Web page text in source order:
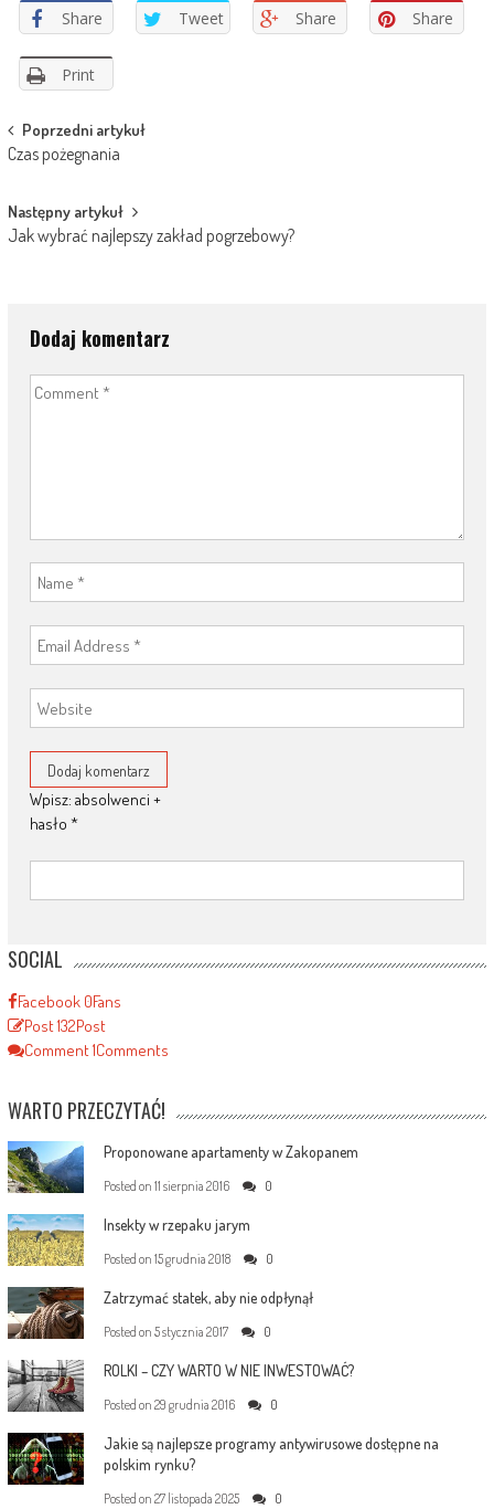
Share Tweet Share Share
Print
Post
navigation
Poprzedni artykuł
Czas pożegnania
Następny artykuł
Jak wybrać najlepszy zakład pogrzebowy?
Dodaj komentarz
Wpisz: absolwenci +
hasło *
SOCIAL
Facebook 0Fans
Post132Post
Comment1Comments
WARTO PRZECZYTAĆ!
Proponowane apartamenty w Zakopanem
Posted on 11 sierpnia 2016 0
Insekty w rzepaku jarym
Posted on 15 grudnia 2018 0
Zatrzymać statek, aby nie odpłynął
Posted on 5 stycznia 2017 0
ROLKI – CZY WARTO W NIE INWESTOWAĆ?
Posted on 29 grudnia 2016 0
Jakie są najlepsze programy antywirusowe dostępne na
polskim rynku?
Posted on 27 listopada 2025 0